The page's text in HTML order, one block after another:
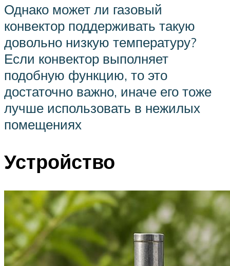
Однако может ли газовый
конвектор поддерживать такую
довольно низкую температуру?
Если конвектор выполняет
подобную функцию, то это
достаточно важно, иначе его тоже
лучше использовать в нежилых
помещениях
Устройство